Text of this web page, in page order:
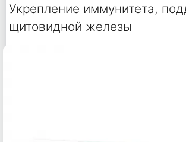
Укрепление иммунитета,
щитовидной железы